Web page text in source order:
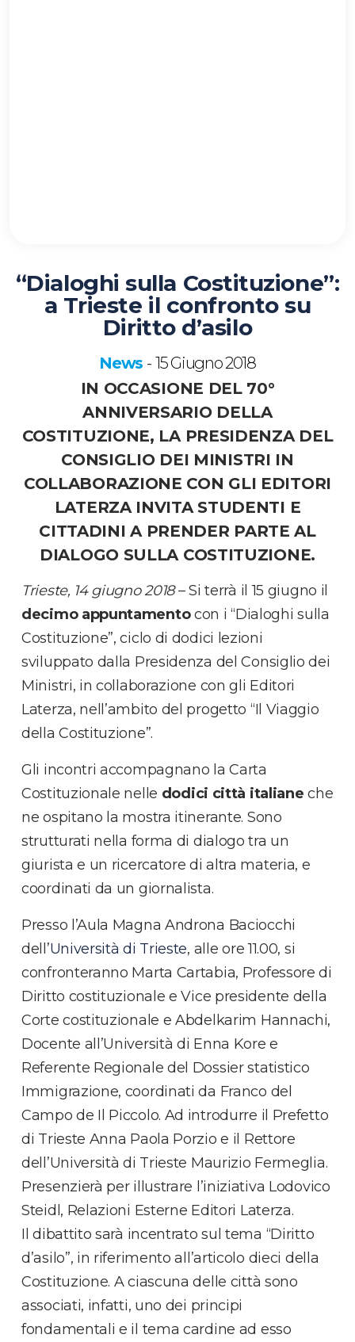
“Dialoghi sulla Costituzione”:
a Trieste il confronto su
Diritto d’asilo
News - 15 Giugno 2018
IN OCCASIONE DEL 70°
ANNIVERSARIO DELLA
COSTITUZIONE, LA PRESIDENZA DEL
CONSIGLIO DEI MINISTRI IN
COLLABORAZIONE CON GLI EDITORI
LATERZA INVITA STUDENTI E
CITTADINI A PRENDER PARTE AL
DIALOGO SULLA COSTITUZIONE.
Trieste, 14 giugno 2018– Si terrà il 15 giugno il
decimo appuntamentocon i “Dialoghi sulla
Costituzione”, ciclo di dodici lezioni
sviluppato dalla Presidenza del Consiglio dei
Ministri, in collaborazione con gli Editori
Laterza, nell’ambito del progetto “Il Viaggio
della Costituzione”.
Gli incontri accompagnano la Carta
Costituzionale nelle dodici città italiane che
ne ospitano la mostra itinerante. Sono
strutturati nella forma di dialogo tra un
giurista e un ricercatore di altra materia, e
coordinati da un giornalista.
Presso l’Aula Magna Androna Baciocchi
dell’Università di Trieste, alle ore 11.00, si
confronteranno Marta Cartabia, Professore di
Diritto costituzionale e Vice presidente della
Corte costituzionale e Abdelkarim Hannachi,
Docente all’Università di Enna Kore e
Referente Regionale del Dossier statistico
Immigrazione, coordinati da Franco del
Campo de Il Piccolo. Ad introdurre il Prefetto
di Trieste Anna Paola Porzio e il Rettore
dell’Università di Trieste Maurizio Fermeglia.
Presenzierà per illustrare l’iniziativa Lodovico
Steidl, Relazioni Esterne Editori Laterza.
Il dibattito sarà incentrato sul tema “Diritto
d’asilo”, in riferimento all’articolo dieci della
Costituzione. A ciascuna delle città sono
associati, infatti, uno dei principi
fondamentali e il tema cardine ad esso